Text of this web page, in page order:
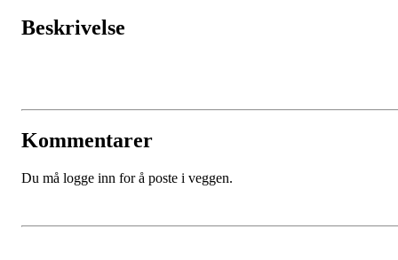
Beskrivelse
Kommentarer
Du må logge inn for å poste i veggen.